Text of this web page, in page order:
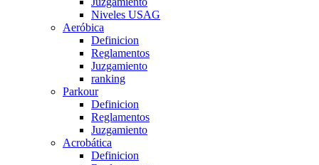
Niveles USAG
Aeróbica
Definicion
Reglamentos
Juzgamiento
ranking
Parkour
Definicion
Reglamentos
Juzgamiento
Acrobática
Definicion